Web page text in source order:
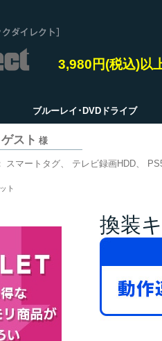
3,980円(税込)以
ブルーレイ･DVDドライブ
ゲスト 様
スマートタグ テレビ録画HDD
ト
換装